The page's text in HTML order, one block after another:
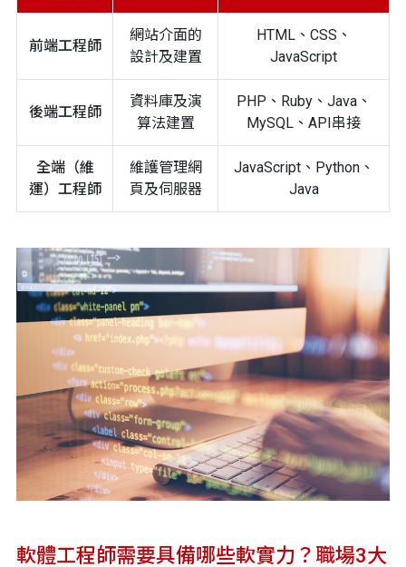
前端工程師
網站介面的
設計及建置
HTML、CSS、
JavaScript
後端工程師
資料庫及演
算法建置
PHP、Ruby、Java、
MySQL、API串接
全端（維
運）工程師
維護管理網
頁及伺服器
JavaScript、Python、
Java
軟體工程師需要具備哪些軟實力？職場3大